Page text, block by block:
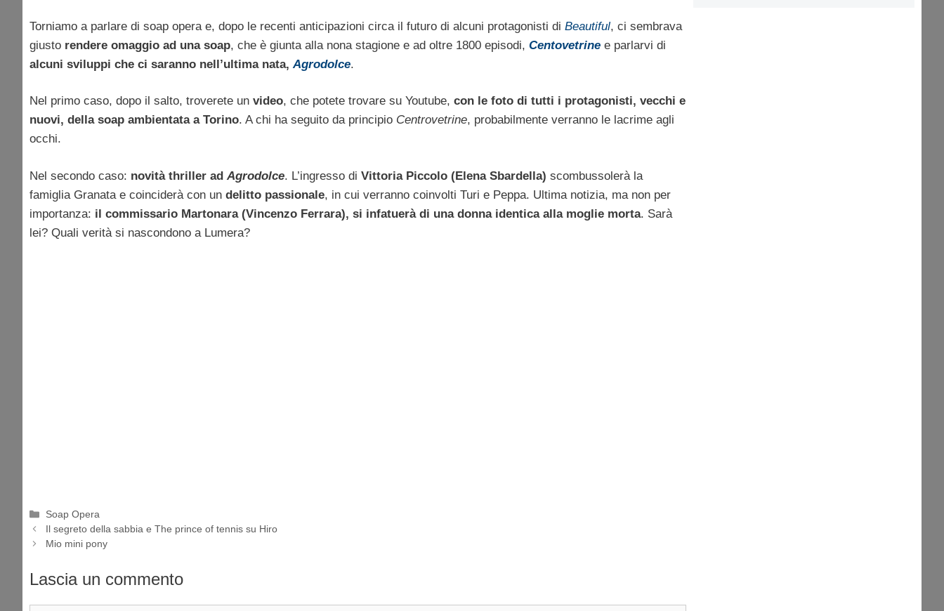
Torniamo a parlare di soap opera e, dopo le recenti anticipazioni circa il futuro di alcuni protagonisti di Beautiful, ci sembrava
giusto rendere omaggio ad una soap, che è giunta alla nona stagione e ad oltre 1800 episodi, Centovetrine e parlarvi di
alcuni sviluppi che ci saranno nell’ultima nata,Agrodolce.
Nel primo caso, dopo il salto, troverete un video, che potete trovare su Youtube, con le foto di tutti i protagonisti, vecchi e
nuovi, della soap ambientata a Torino. A chi ha seguito da principio Centrovetrine, probabilmente verranno le lacrime agli
occhi.
Nel secondo caso: novità thriller ad Agrodolce. L’ingresso di Vittoria Piccolo (Elena Sbardella) scombussolerà la
famiglia Granata e coinciderà con un delitto passionale, in cui verranno coinvolti Turi e Peppa. Ultima notizia, ma non per
importanza: il commissario Martonara (Vincenzo Ferrara), si infatuerà di una donna identica alla moglie morta. Sarà
lei? Quali verità si nascondono a Lumera?
Categorie
Soap Opera
Il segreto della sabbia e The prince of tennis su Hiro
Mio mini pony
Lascia un commento